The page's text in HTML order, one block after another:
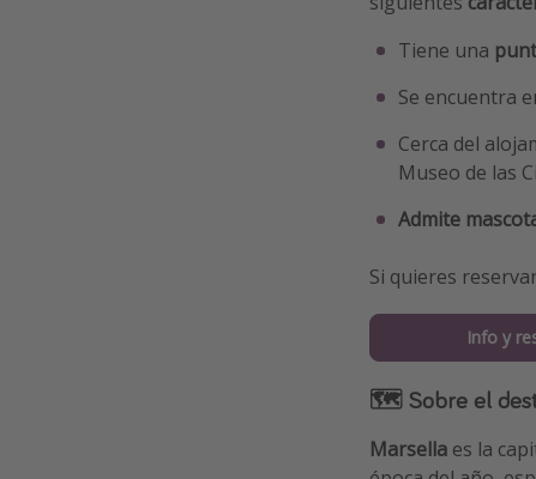
Tiene una
Se encuentra
Cerca del
Museo de las
Admite
Si quieres
Info y
🗺 Sobre el
Marsella es la